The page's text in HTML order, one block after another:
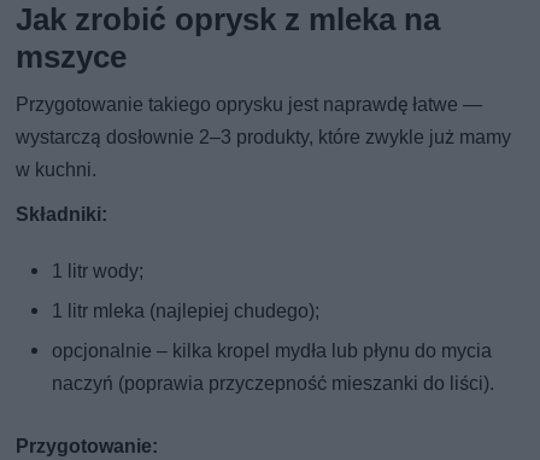
Jak zrobić oprysk z mleka na
mszyce
Przygotowanie takiego oprysku jest naprawdę łatwe —
wystarczą dosłownie 2–3 produkty, które zwykle już mamy
w kuchni.
Składniki:
1 litr wody;
1 litr mleka (najlepiej chudego);
opcjonalnie – kilka kropel mydła lub płynu do mycia
naczyń (poprawia przyczepność mieszanki do liści).
Przygotowanie: